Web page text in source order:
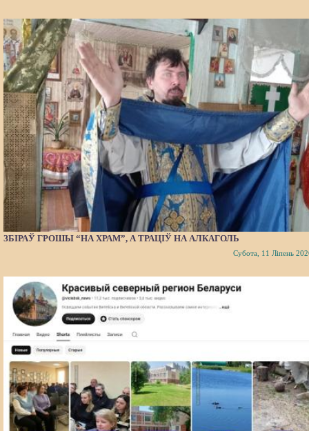
ЗБІРАЎ ГРОШЫ “НА ХРАМ”, А ТРАЦІЎ НА АЛКАГОЛЬ
Субота, 11 Ліпень